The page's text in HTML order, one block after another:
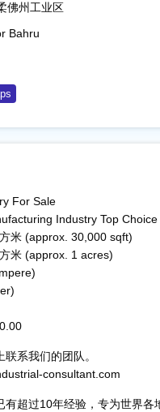
佛州工业区
Bahru
For Sale
Industry Top
米 (approx. 30,000 sqft)
米 (approx. 1 acres)
系我们的团队。
consultant.com
有超过10年经验，专为世界各